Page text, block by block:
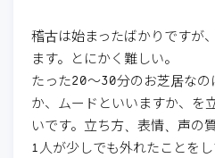
稽古は始まったばかりですが
ます。とにかく難しい。
たった20～30分のお芝居なの
か、ムードといいますか、を
いです。立ち方、表情、声の
1人が少しでも外れたことを